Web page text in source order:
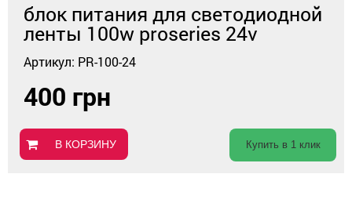
блок питания для светодиодной
ленты 100w proseries 24v
Артикул: PR-100-24
400 грн
В КОРЗИНУ Купить в 1 клик